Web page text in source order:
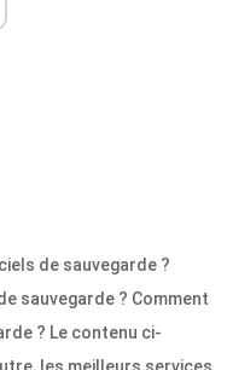
de sauvegarde ?
sauvegarde ? Comment
? Le contenu ci-
les meilleurs services